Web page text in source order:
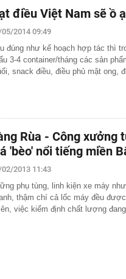
Tây sông nước", cô nàng Á Khôi
trẻo
vỡ hộp giấy, khách sạn đòi đền
nghỉ dưỡng sang trọng nơi tổ chức
40 triệu đồng/đêm, có quản gia
thái không ngờ với nền kinh tế
năm
sát tiến độ giải ngân vốn đầu tư
thực hiện nghĩa vụ tài chính, cư
đình nhỏ vài giọt tinh dầu vào lõi
mới thấy tác dụng
chối Trấn Thành đóng phim khác
đẹp nhất thế giới
rời Google để mở startup: Được
báo khẩn đến người dùng VNeID
điều Việt Nam sẽ ồ
05/2014 09:49
đúng như kế hoạch hợp tác thì
3-4 container/tháng các sản
snack điều, điều phủ mật
Rùa - Công xưởng
'bèo' nổi tiếng miền
2013 11:43
phụ tùng, linh kiện xe máy
thậm chí cả lốc máy đều
việc kiểm định chất lượng đang